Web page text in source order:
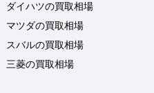
ダイハツの買取相場
マツダの買取相場
スバルの買取相場
三菱の買取相場